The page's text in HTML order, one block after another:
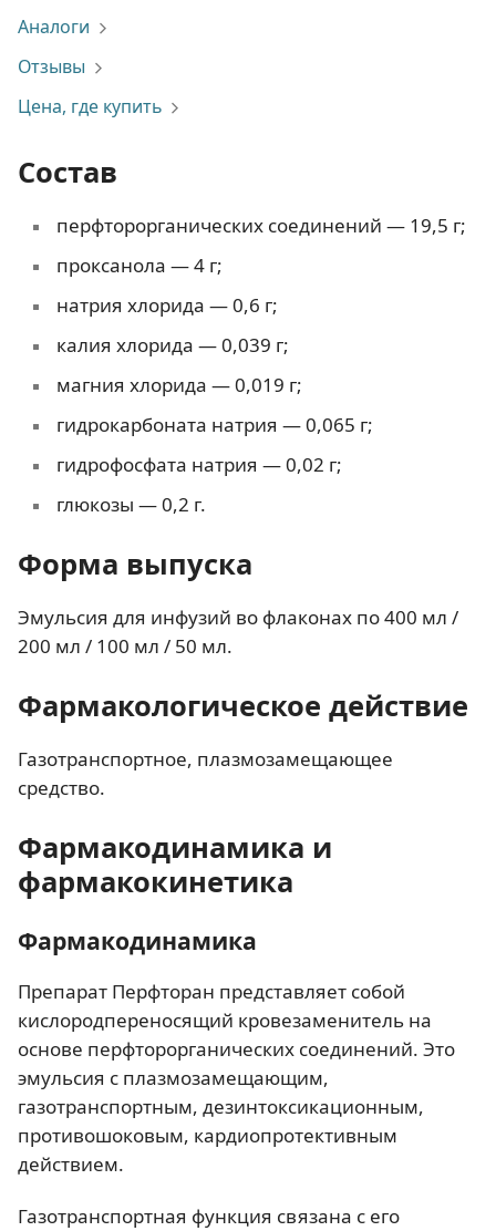
Аналоги
Отзывы
Цена, где купить
Состав
перфторорганических соединений — 19,5 г;
проксанола — 4 г;
натрия хлорида — 0,6 г;
калия хлорида — 0,039 г;
магния хлорида — 0,019 г;
гидрокарбоната натрия — 0,065 г;
гидрофосфата натрия — 0,02 г;
глюкозы — 0,2 г.
Форма выпуска
Эмульсия для инфузий во флаконах по 400 мл /
200 мл / 100 мл / 50 мл.
Фармакологическое действие
Газотранспортное, плазмозамещающее
средство.
Фармакодинамика и
фармакокинетика
Фармакодинамика
Препарат Перфторан представляет собой
кислородпереносящий кровезаменитель на
основе перфторорганических соединений. Это
эмульсия с плазмозамещающим,
газотранспортным, дезинтоксикационным,
противошоковым, кардиопротективным
действием.
Газотранспортная функция связана с его